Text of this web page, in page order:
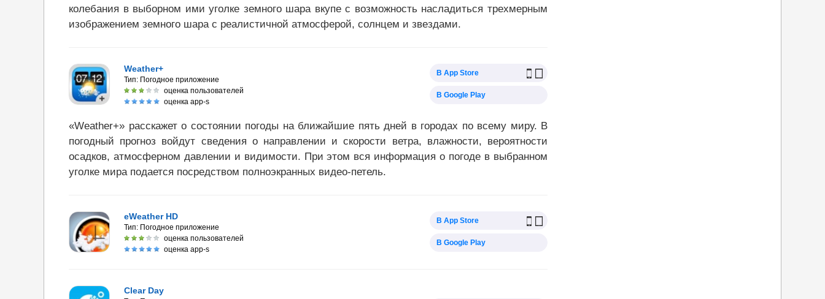
колебания в выборном ими уголке земного шара вкупе с возможность насладиться трехмерным
изображением земного шара с реалистичной атмосферой, солнцем и звездами.
Weather+
Тип: Погодное приложение
оценка пользователей
оценка app-s
В App Store
В Google Play
«Weather+» расскажет о состоянии погоды на ближайшие пять дней в городах по всему миру. В
погодный прогноз войдут сведения о направлении и скорости ветра, влажности, вероятности
осадков, атмосферном давлении и видимости. При этом вся информация о погоде в выбранном
уголке мира подается посредством полноэкранных видео-петель.
eWeather HD
Тип: Погодное приложение
оценка пользователей
оценка app-s
В App Store
В Google Play
Clear Day